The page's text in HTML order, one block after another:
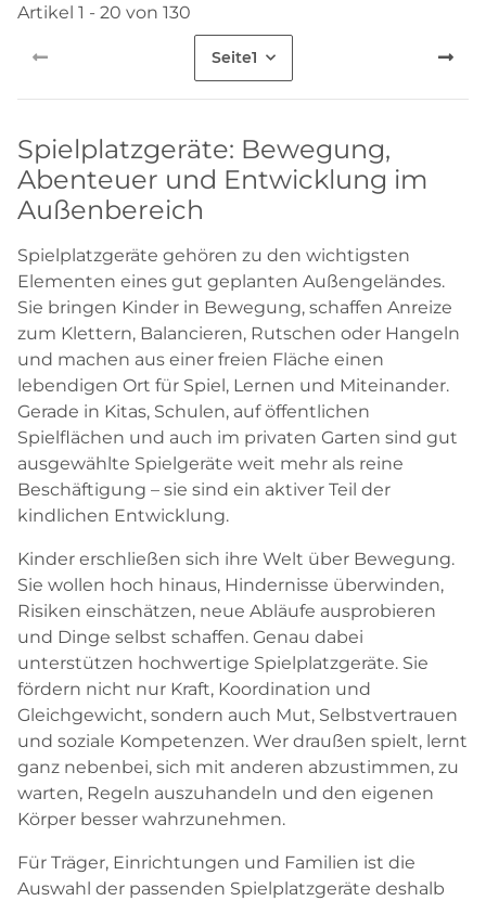
Artikel 1 - 20 von 130
Seite1
Spielplatzgeräte: Bewegung,
Abenteuer und Entwicklung im
Außenbereich
Spielplatzgeräte gehören zu den wichtigsten
Elementen eines gut geplanten Außengeländes.
Sie bringen Kinder in Bewegung, schaffen Anreize
zum Klettern, Balancieren, Rutschen oder Hangeln
und machen aus einer freien Fläche einen
lebendigen Ort für Spiel, Lernen und Miteinander.
Gerade in Kitas, Schulen, auf öffentlichen
Spielflächen und auch im privaten Garten sind gut
ausgewählte Spielgeräte weit mehr als reine
Beschäftigung – sie sind ein aktiver Teil der
kindlichen Entwicklung.
Kinder erschließen sich ihre Welt über Bewegung.
Sie wollen hoch hinaus, Hindernisse überwinden,
Risiken einschätzen, neue Abläufe ausprobieren
und Dinge selbst schaffen. Genau dabei
unterstützen hochwertige Spielplatzgeräte. Sie
fördern nicht nur Kraft, Koordination und
Gleichgewicht, sondern auch Mut, Selbstvertrauen
und soziale Kompetenzen. Wer draußen spielt, lernt
ganz nebenbei, sich mit anderen abzustimmen, zu
warten, Regeln auszuhandeln und den eigenen
Körper besser wahrzunehmen.
Für Träger, Einrichtungen und Familien ist die
Auswahl der passenden Spielplatzgeräte deshalb